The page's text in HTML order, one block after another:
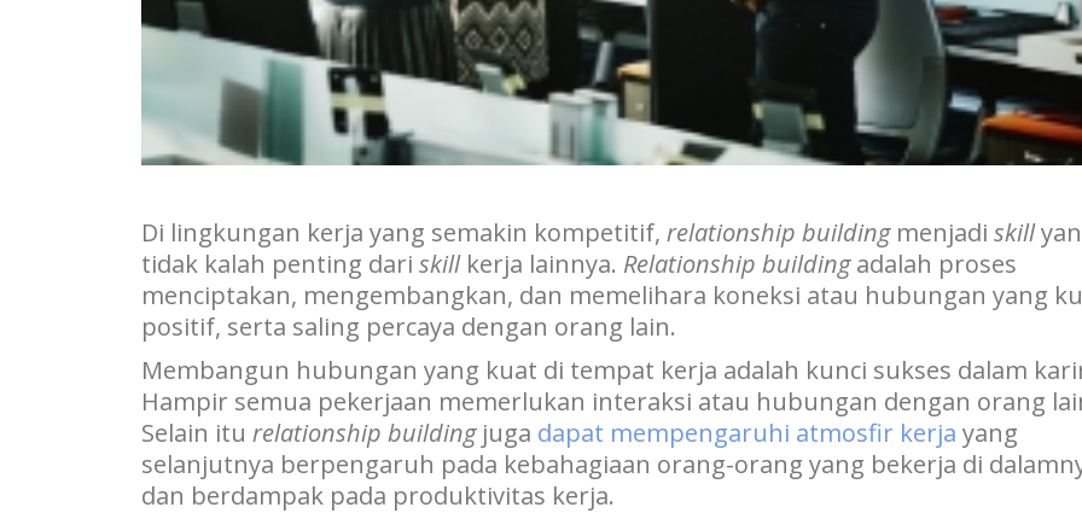
Di lingkungan kerja yang semakin kompetitif, relationship buildingmenjadi skill
tidak kalah penting dari skillkerja lainnya. Relationship buildingadalah proses
menciptakan, mengembangkan, dan memelihara koneksi atau hubungan yang
positif, serta saling percaya dengan orang lain.
Membangun hubungan yang kuat di tempat kerja adalah kunci sukses dalam
Hampir semua pekerjaan memerlukan interaksi atau hubungan dengan orang
Selain itu relationship buildingjuga dapat mempengaruhi atmosfir kerja yang
selanjutnya berpengaruh pada kebahagiaan orang-orang yang bekerja di
dan berdampak pada produktivitas kerja.